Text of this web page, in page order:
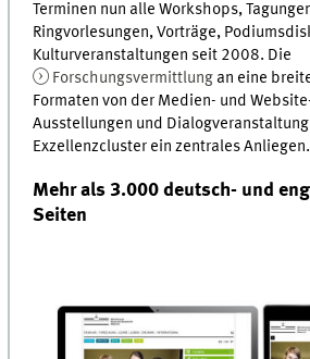
Terminen nun alle Workshops,
Ringvorlesungen, Vorträge,
Kulturveranstaltungen seit 2008. Die
Forschungsvermittlung an eine
Formaten von der Medien- und
Ausstellungen und
Exzellenzcluster ein zentrales Anliegen.
Mehr als 3.000 deutsch- und
Seiten